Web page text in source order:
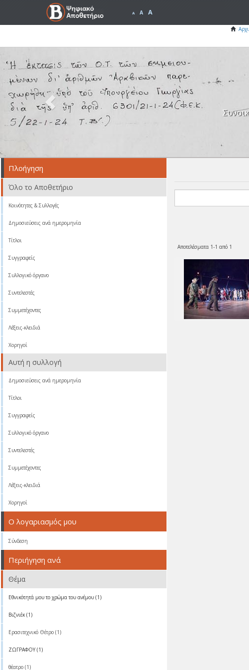
A A A
Αποτελέσματα 1-1 από 1
Πλοήγηση
Όλο το Αποθετήριο
Κοινότητες & Συλλογές
Δημοσιεύσεις ανά ημερομηνία
Τίτλοι
Συγγραφείς
Συλλογικό όργανο
Συντελεστές
Συμμετέχοντες
Λέξεις-κλειδιά
Χορηγοί
Αυτή η συλλογή
Δημοσιεύσεις ανά ημερομηνία
Τίτλοι
Συγγραφείς
Συλλογικό όργανο
Συντελεστές
Συμμετέχοντες
Λέξεις-κλειδιά
Χορηγοί
Ο λογαριασμός μου
Σύνδεση
Περιήγηση ανά
Θέμα
Eθνικότητά μου το χρώμα του ανέμου (1)
Βιζνιέκ (1)
Ερασιτεχνικό Θέτρο (1)
ΖΩΓΡΑΦΟΥ (1)
θέατρο (1)